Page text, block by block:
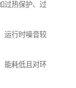
过热保护、过
运行时噪音较
能耗低且对环